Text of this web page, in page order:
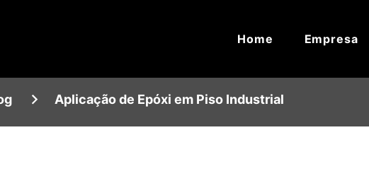
Home Empresa
Aplicação de Epóxi em Piso Industrial